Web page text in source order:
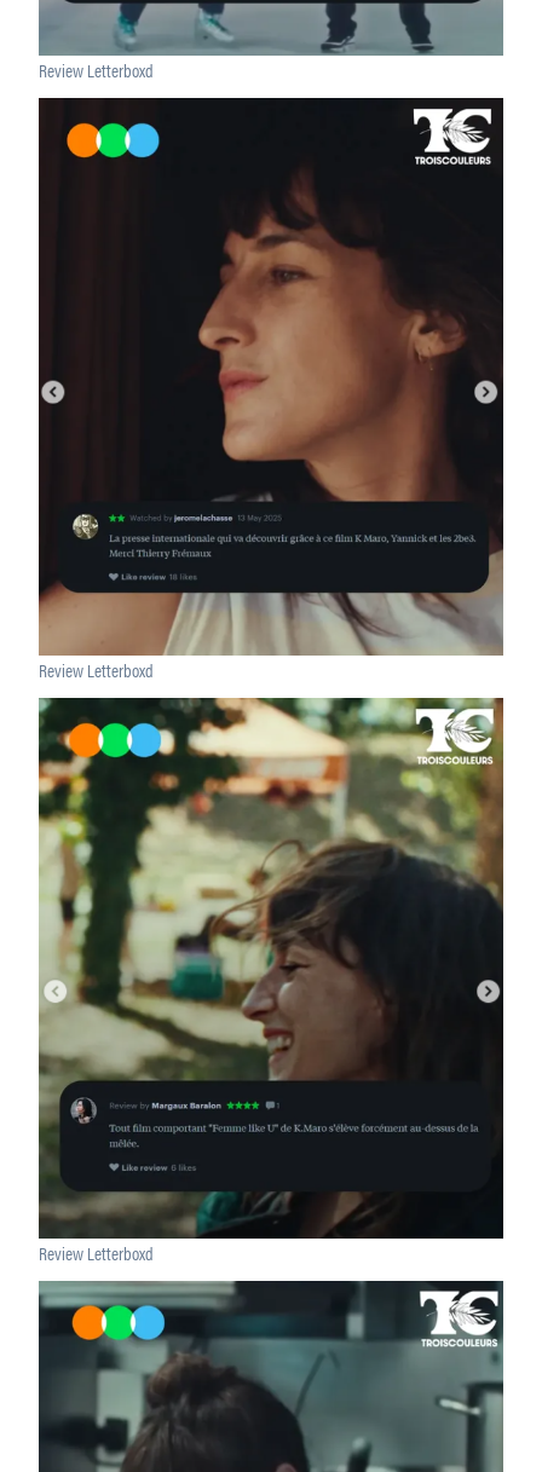
Review Letterboxd
Review Letterboxd
Review Letterboxd